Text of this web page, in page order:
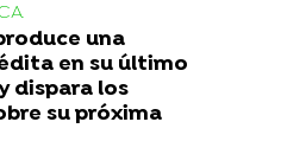
una
en su último
dispara los
su próxima